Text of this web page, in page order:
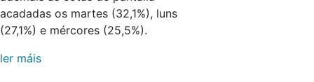
acadadas os martes (32,1%), luns
(27,1%) e mércores (25,5%).
ler máis